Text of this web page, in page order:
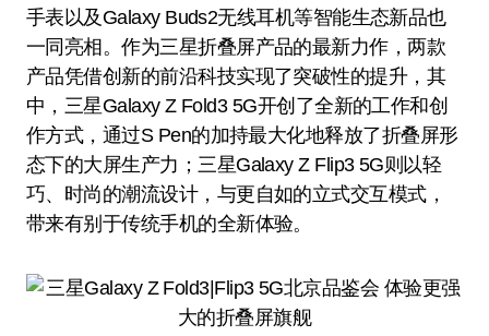
手表以及Galaxy Buds2无线耳机等智能生态新品也
一同亮相。作为三星折叠屏产品的最新力作，两款
产品凭借创新的前沿科技实现了突破性的提升，其
中，三星Galaxy Z Fold3 5G开创了全新的工作和创
作方式，通过S Pen的加持最大化地释放了折叠屏形
态下的大屏生产力；三星Galaxy Z Flip3 5G则以轻
巧、时尚的潮流设计，与更自如的立式交互模式，
带来有别于传统手机的全新体验。